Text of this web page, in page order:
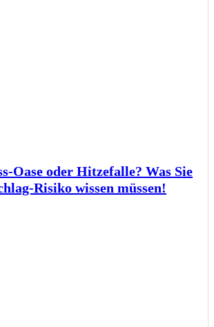
Oase oder Hitzefalle? Was Sie
Risiko wissen müssen!